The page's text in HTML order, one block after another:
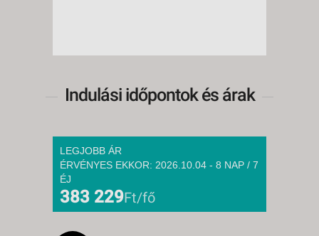
Indulási időpontok és árak
LEGJOBB ÁR
ÉRVÉNYES EKKOR: 2026.10.04 - 8 NAP / 7
ÉJ
383 229Ft/fő